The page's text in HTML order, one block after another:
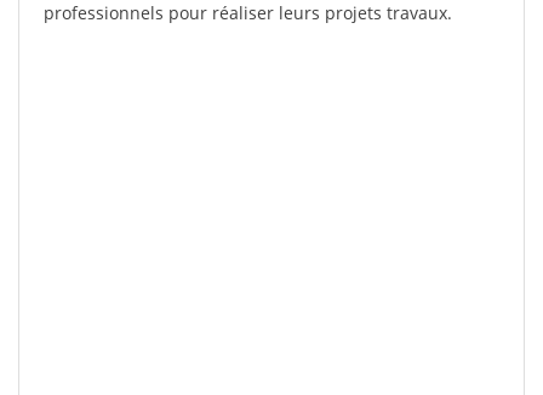
professionnels pour réaliser leurs projets travaux.